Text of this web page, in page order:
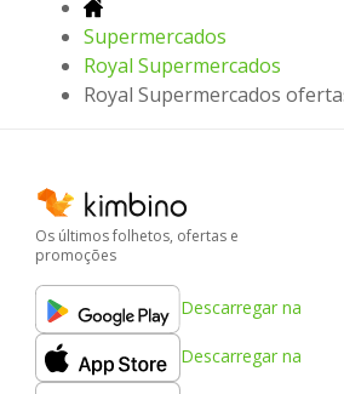
Supermercados
Royal Supermercados
Royal Supermercados
Os últimos folhetos, ofertas e
promoções
Descarregar na
Descarregar na